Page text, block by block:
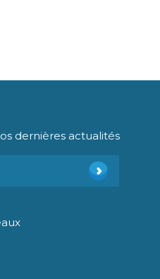
dernières actualités